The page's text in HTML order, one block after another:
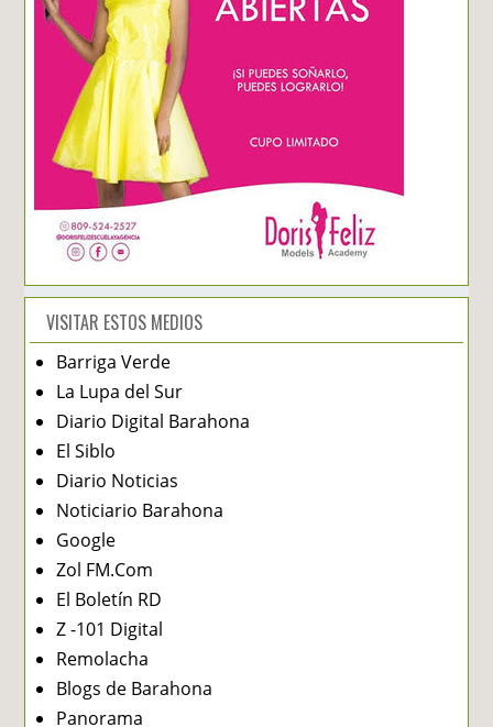
VISITAR ESTOS MEDIOS
Barriga Verde
La Lupa del Sur
Diario Digital Barahona
El Siblo
Diario Noticias
Noticiario Barahona
Google
Zol FM.Com
El Boletín RD
Z -101 Digital
Remolacha
Blogs de Barahona
Panorama